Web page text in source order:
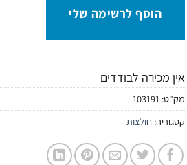
הוסף לרשימה שלי
אין מכירה לבודדים
מק"ט:103191
קטגוריה: חולצות